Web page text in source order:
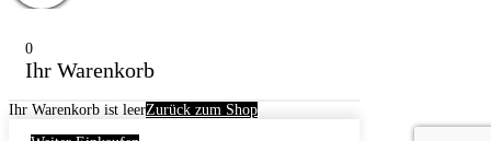
0
Ihr Warenkorb
Ihr Warenkorb ist leerZurück zum Shop